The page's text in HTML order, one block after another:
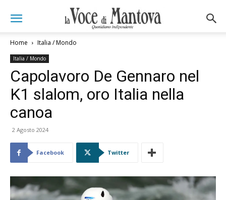
Home Italia / Mondo
Italia / Mondo
Capolavoro De Gennaro nel
K1 slalom, oro Italia nella
canoa
2 Agosto 2024
Facebook Twitter